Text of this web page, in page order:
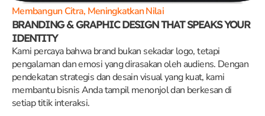
Membangun Citra, Meningkatkan Nilai
BRANDING & GRAPHIC DESIGN THAT SPEAKS YOUR
IDENTITY
Kami percaya bahwa brand bukan sekadar logo, tetapi
pengalaman dan emosi yang dirasakan oleh audiens. Dengan
pendekatan strategis dan desain visual yang kuat, kami
membantu bisnis Anda tampil menonjol dan berkesan di
setiap titik interaksi.